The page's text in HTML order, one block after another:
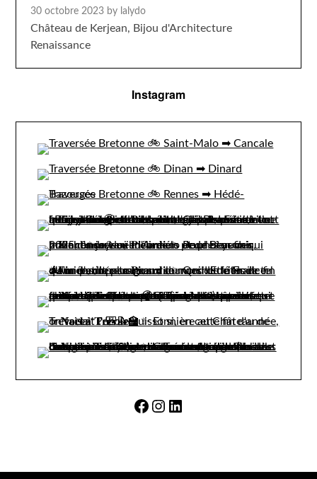
30 octobre 2023 by lalydo
Château de Kerjean, Bijou d'Architecture
Renaissance
Instagram
Facebook
Instagram
LinkedIn